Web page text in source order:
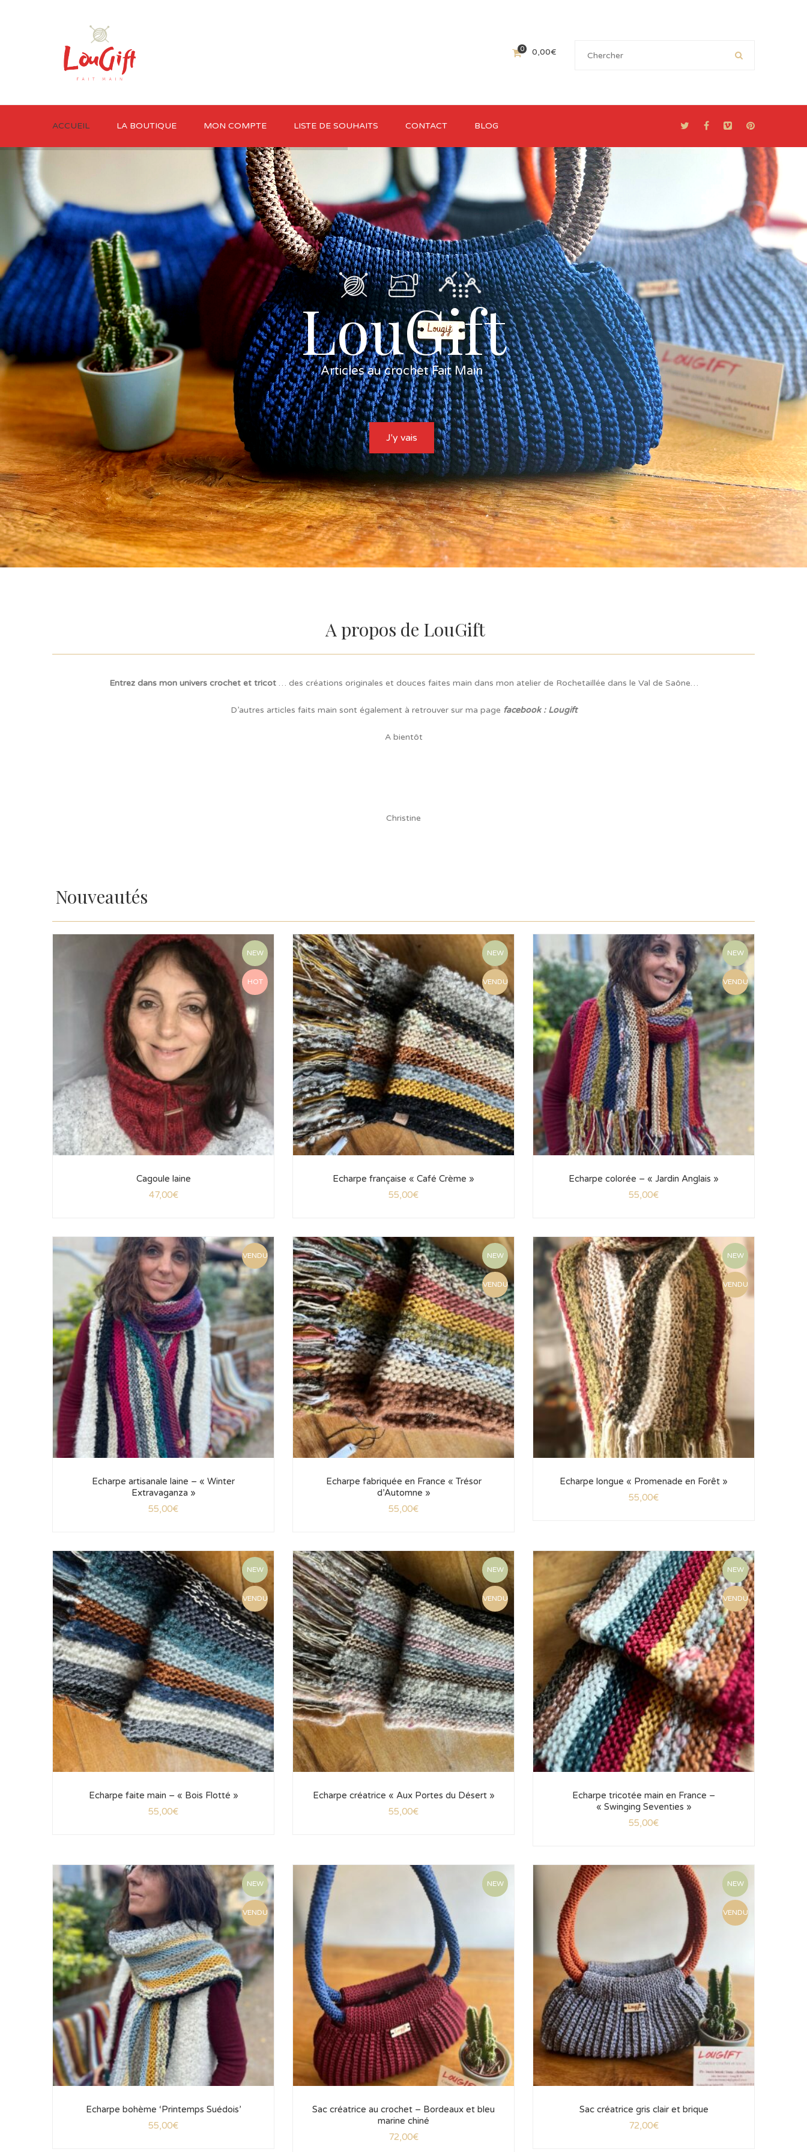
0 0,00€
ACCUEIL LA BOUTIQUE MON COMPTE LISTE DE SOUHAITS CONTACT BLOG
LouGift
Articles au crochet Fait Main
J'y vais
A propos de LouGift
Entrez dans mon univers crochet et tricot… des créations originales et douces faites main dans mon atelier de Rochetaillée dans le Val de Saône…
D’autres articles faits main sont également à retrouver sur ma page facebook : Lougift
A bientôt
Christine
Nouveautés
NEW
HOT
Cagoule laine
47,00€
NEW
VENDU
Echarpe française « Café Crème »
55,00€
NEW
VENDU
Echarpe colorée – « Jardin Anglais »
55,00€
VENDU
Echarpe artisanale laine – « Winter
Extravaganza »
55,00€
NEW
VENDU
Echarpe fabriquée en France « Trésor
d’Automne »
55,00€
NEW
VENDU
Echarpe longue « Promenade en Forêt »
55,00€
NEW
VENDU
Echarpe faite main – « Bois Flotté »
55,00€
NEW
VENDU
Echarpe créatrice « Aux Portes du Désert »
55,00€
NEW
VENDU
Echarpe tricotée main en France –
« Swinging Seventies »
55,00€
NEW
VENDU
Echarpe bohème ‘Printemps Suédois’
55,00€
NEW
Sac créatrice au crochet – Bordeaux et bleu
marine chiné
72,00€
NEW
VENDU
Sac créatrice gris clair et brique
72,00€